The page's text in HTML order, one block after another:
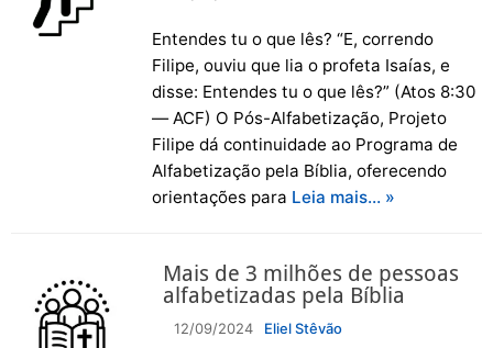
Entendes tu o que lês? “E, correndo
Filipe, ouviu que lia o profeta Isaías, e
disse: Entendes tu o que lês?” (Atos 8:30
— ACF) O Pós-Alfabetização, Projeto
Filipe dá continuidade ao Programa de
Alfabetização pela Bíblia, oferecendo
orientações para Leia mais… »
Mais de 3 milhões de pessoas
alfabetizadas pela Bíblia
12/09/2024 Eliel Stêvão